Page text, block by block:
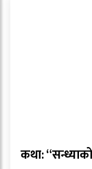
कथा: